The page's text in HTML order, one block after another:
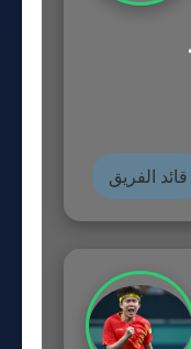
قائد الفريق